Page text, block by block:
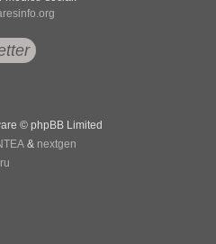
© phpBB Limited
& nextgen